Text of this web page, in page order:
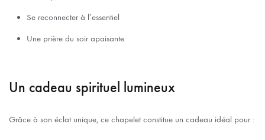
Se reconnecter à l’essentiel
Une prière du soir apaisante
Un cadeau spirituel lumineux
Grâce à son éclat unique, ce chapelet constitue un cadeau idéal pour :